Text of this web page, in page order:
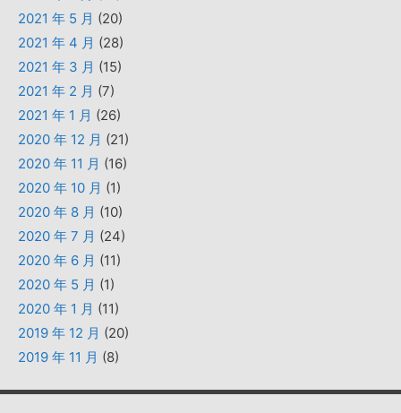
2021 年 5 月 (20)
2021 年 4 月 (28)
2021 年 3 月 (15)
2021 年 2 月 (7)
2021 年 1 月 (26)
2020 年 12 月 (21)
2020 年 11 月 (16)
2020 年 10 月 (1)
2020 年 8 月 (10)
2020 年 7 月 (24)
2020 年 6 月 (11)
2020 年 5 月 (1)
2020 年 1 月 (11)
2019 年 12 月 (20)
2019 年 11 月 (8)